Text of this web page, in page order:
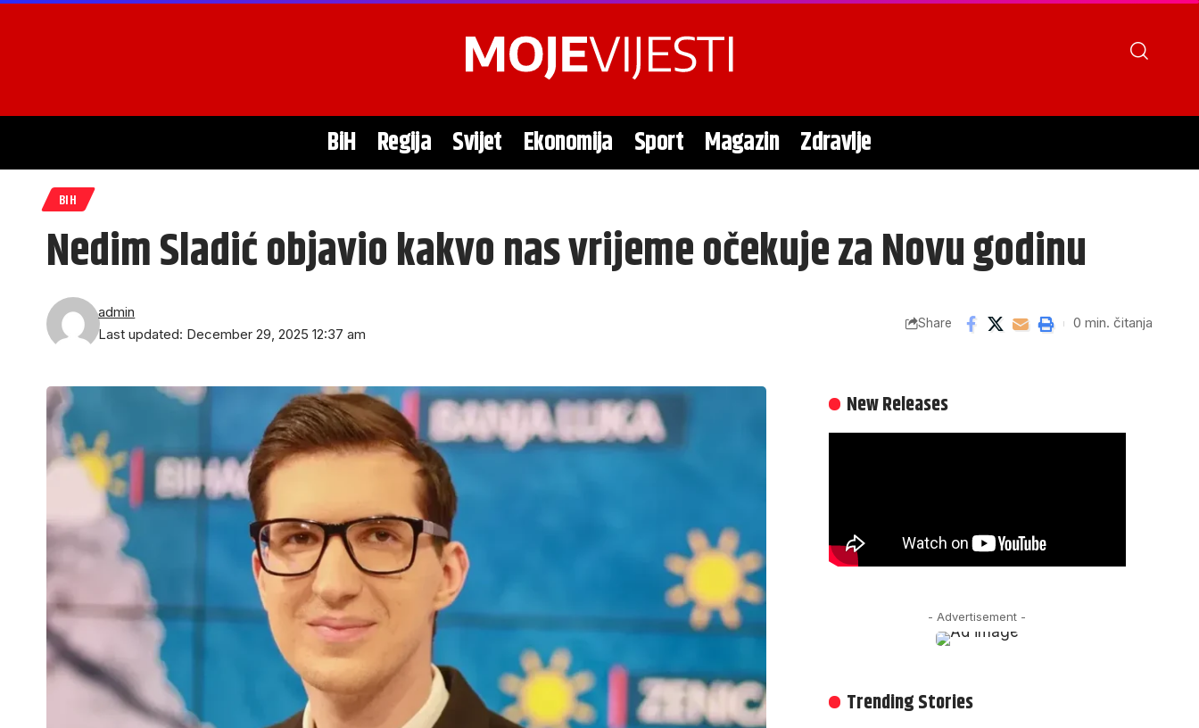
BiH Regija Svijet Ekonomija Sport Magazin Zdravlje
BIH
Nedim Sladić objavio kakvo nas vrijeme očekuje za Novu godinu
Last updated: December 29, 2025 12:37 am
admin
Share 0 min. čitanja
New Releases
- Advertisement -
Trending Stories